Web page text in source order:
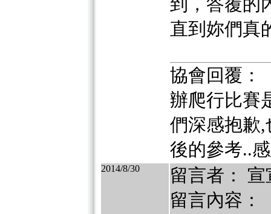
直到妳們真
協會回覆：
辦爬行比賽
們深感抱歉
後的參考..
2014/8/30
留言者： 宣
留言內容：